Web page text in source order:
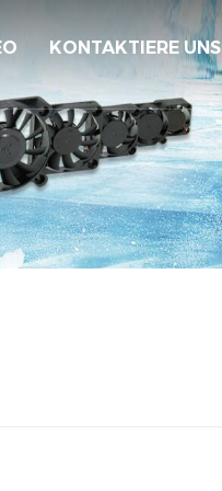
KONTAKTIERE UNS